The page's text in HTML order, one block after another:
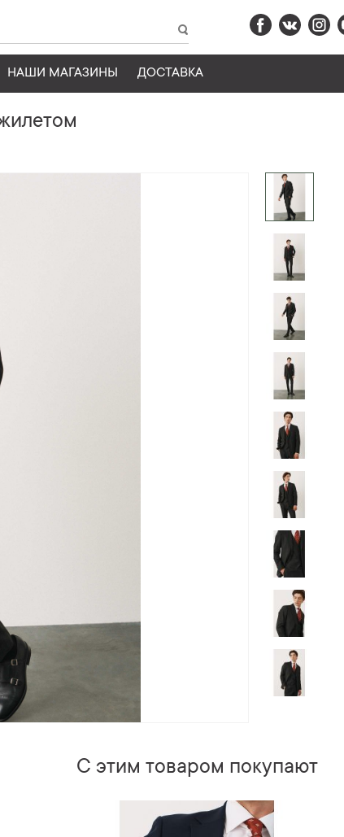
НАШИ МАГАЗИНЫ ДОСТАВКА
С этим товаром покупают